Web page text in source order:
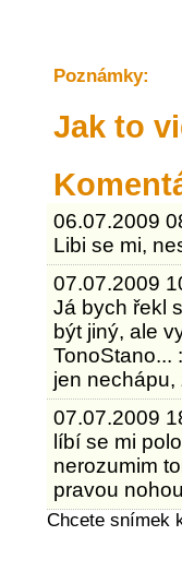
Poznámky:
Jak to
06.07.2009
Libi se mi,
07.07.2009
Já bych řekl
být jiný, ale
TonoStano...
jen nechápu,
07.07.2009
líbí se mi
nerozumim
pravou
Chcete snímek